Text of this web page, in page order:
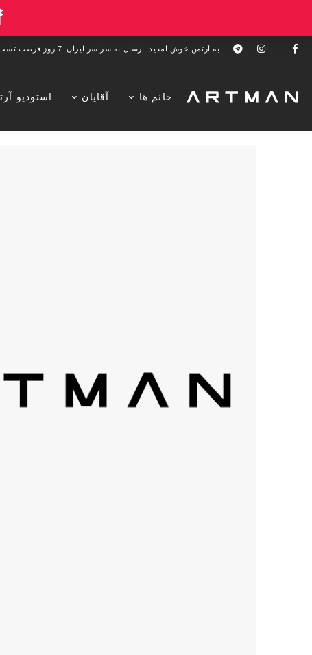
به آرتمن خوش آمدید. ارسال به سراسر ایران. 7 روز فرصت تست در منزل. 1 سال خدمات پس از فروش.
خانم ها آقایان استودیو